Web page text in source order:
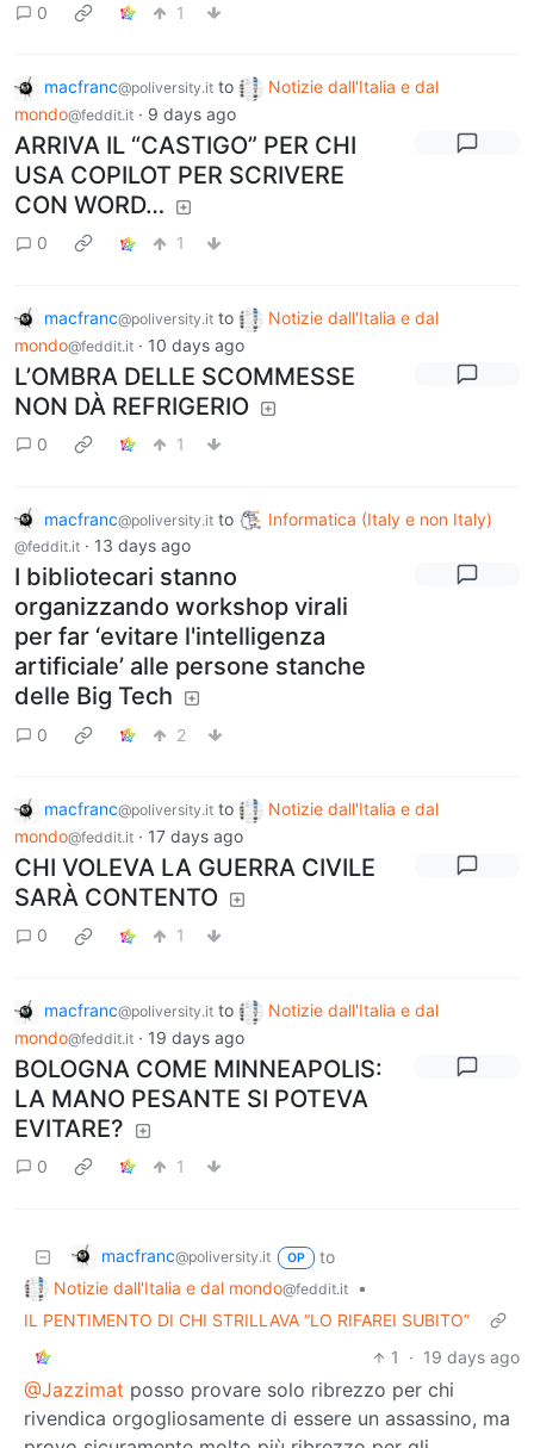
0 1
macfranc@poliversity.it to
Notizie dall'Italia e dal
mondo@feddit.it · 9 days ago
ARRIVA IL “CASTIGO” PER CHI
USA COPILOT PER SCRIVERE
CON WORD…
0 1
macfranc@poliversity.it to
Notizie dall'Italia e dal
mondo@feddit.it · 10 days ago
L’OMBRA DELLE SCOMMESSE
NON DÀ REFRIGERIO
0 1
macfranc@poliversity.it to Informatica (Italy e non Italy)
@feddit.it · 13 days ago
I bibliotecari stanno
organizzando workshop virali
per far ‘evitare l'intelligenza
artificiale’ alle persone stanche
delle Big Tech
0 2
macfranc@poliversity.it to
Notizie dall'Italia e dal
mondo@feddit.it · 17 days ago
CHI VOLEVA LA GUERRA CIVILE
SARÀ CONTENTO
0 1
macfranc@poliversity.it to
Notizie dall'Italia e dal
mondo@feddit.it · 19 days ago
BOLOGNA COME MINNEAPOLIS:
LA MANO PESANTE SI POTEVA
EVITARE?
0 1
macfranc@poliversity.it OP
to
Notizie dall'Italia e dal mondo@feddit.it
•
IL PENTIMENTO DI CHI STRILLAVA “LO RIFAREI SUBITO”
1
· 19 days ago
@Jazzimat posso provare solo ribrezzo per chi
rivendica orgogliosamente di essere un assassino, ma